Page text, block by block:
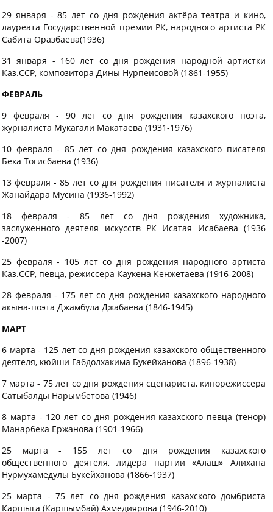
29 января - 85 лет со дня рождения актёра театра и кино,
лауреата Государственной премии РК, народного артиста РК
Сабита Оразбаева(1936)
31 января - 160 лет со дня рождения народной артистки
Каз.ССР, композитора Дины Нурпеисовой (1861-1955)
ФЕВРАЛЬ
9 февраля - 90 лет со дня рождения казахского поэта,
журналиста Мукагали Макатаева (1931-1976)
10 февраля - 85 лет со дня рождения казахского писателя
Бека Тогисбаева (1936)
13 февраля - 85 лет со дня рождения писателя и журналиста
Жанайдара Мусина (1936-1992)
18 февраля - 85 лет со дня рождения художника,
заслуженного деятеля искусств РК Исатая Исабаева (1936
-2007)
25 февраля - 105 лет со дня рождения народного артиста
Каз.ССР, певца, режиссера Каукена Кенжетаева (1916-2008)
28 февраля - 175 лет со дня рождения казахского народного
акына-поэта Джамбула Джабаева (1846-1945)
МАРТ
6 марта - 125 лет со дня рождения казахского общественного
деятеля, кюйши Габдолхакима Букейханова (1896-1938)
7 марта - 75 лет со дня рождения сценариста, кинорежиссера
Сатыбалды Нарымбетова (1946)
8 марта - 120 лет со дня рождения казахского певца (тенор)
Манарбека Ержанова (1901-1966)
25 марта - 155 лет со дня рождения казахского
общественного деятеля, лидера партии «Алаш» Алихана
Нурмухамедулы Букейханова (1866-1937)
25 марта - 75 лет со дня рождения казахского домбриста
Каршыга (Каршымбай) Ахмедиярова (1946-2010)